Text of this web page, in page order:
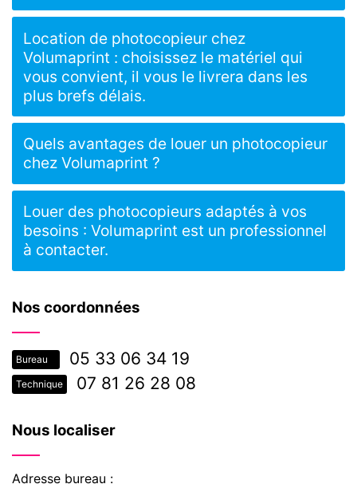
Nos coordonnées
Bureau 05 33 06 34 19
Technique 07 81 26 28 08
Nous localiser
Adresse bureau :
Location de photocopieur chez
Volumaprint : choisissez le matériel qui
vous convient, il vous le livrera dans les
plus brefs délais.
Quels avantages de louer un photocopieur
chez Volumaprint ?
Louer des photocopieurs adaptés à vos
besoins : Volumaprint est un professionnel
à contacter.